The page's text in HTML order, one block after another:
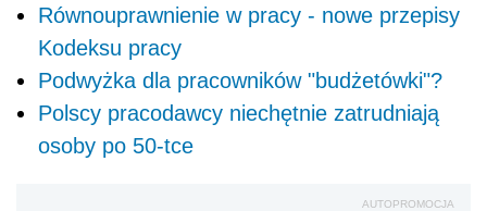
Równouprawnienie w pracy - nowe przepisy
Kodeksu pracy
Podwyżka dla pracowników "budżetówki"?
Polscy pracodawcy niechętnie zatrudniają
osoby po 50-tce
AUTOPROMOCJA